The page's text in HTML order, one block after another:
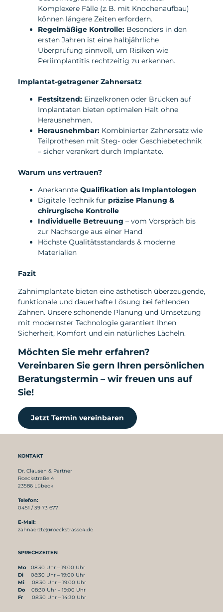
Komplexere Fälle (z. B. mit Knochenaufbau)
können längere Zeiten erfordern.
Regelmäßige Kontrolle:Besonders in den
ersten Jahren ist eine halbjährliche
Überprüfung sinnvoll, um Risiken wie
Periimplantitis rechtzeitig zu erkennen.
Implantat-getragener Zahnersatz
Festsitzend:Einzelkronen oder Brücken auf
Implantaten bieten optimalen Halt ohne
Herausnehmen.
Herausnehmbar:Kombinierter Zahnersatz wie
Teilprothesen mit Steg- oder Geschiebetechnik
– sicher verankert durch Implantate.
Warum uns vertrauen?
Anerkannte Qualifikation als Implantologen
Digitale Technik für präzise Planung &
chirurgische Kontrolle
Individuelle Betreuung – vom Vorspräch bis
zur Nachsorge aus einer Hand
Höchste Qualitätsstandards & moderne
Materialien
Fazit
Zahnimplantate bieten eine ästhetisch überzeugende,
funktionale und dauerhafte Lösung bei fehlenden
Zähnen. Unsere schonende Planung und Umsetzung
mit modernster Technologie garantiert Ihnen
Sicherheit, Komfort und ein natürliches Lächeln.
Möchten Sie mehr erfahren?
Vereinbaren Sie gern Ihren persönlichen
Beratungstermin – wir freuen uns auf
Sie!
Jetzt Termin vereinbaren
KONTAKT
Dr. Clausen & Partner
Roeckstraße 4
23586 Lübeck
Telefon:
0451 / 39 73 677
E-Mail:
zahnaerzte@roeckstrasse4.de
SPRECHZEITEN
Mo08:30 Uhr – 19:00 Uhr
Di08:30 Uhr – 19:00 Uhr
Mi08:30 Uhr – 19:00 Uhr
Do08:30 Uhr – 19:00 Uhr
Fr08:30 Uhr – 14:30 Uhr